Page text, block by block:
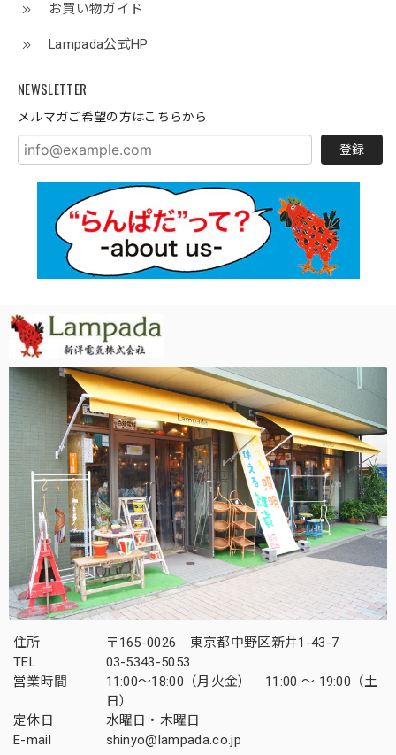
お買い物ガイド
Lampada公式HP
NEWSLETTER
メルマガご希望の方はこちらから
登録
住所
〒165-0026 東京都中野区新井1-43-7
TEL
03-5343-5053
営業時間
11:00～18:00（月火金） 11:00 ～ 19:00（土
日）
定休日
水曜日・木曜日
E-mail
shinyo@lampada.co.jp